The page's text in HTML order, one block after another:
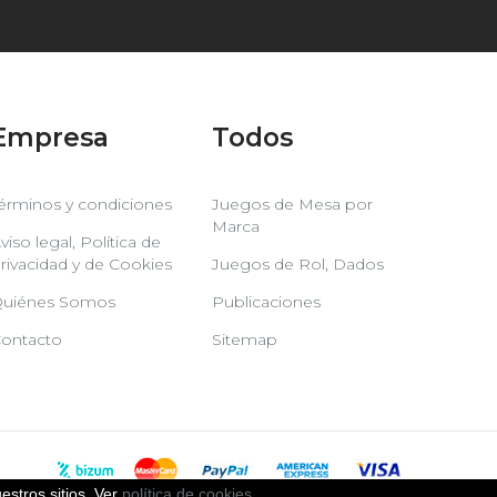
y condiciones
legal, Política de
y de Cookies
Somos
Todos
Juegos de Mesa por
Marca
Juegos de Rol, Dados
Publicaciones
Sitemap